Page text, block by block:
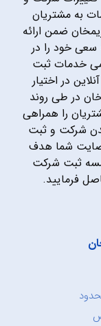
به مشتریان
ضمن ارائه
سعی خود را در
خدمات ثبت
در اختیار
در طی روند
را همراهی
شرکت و ثبت
شما هدف
ثبت شرکت